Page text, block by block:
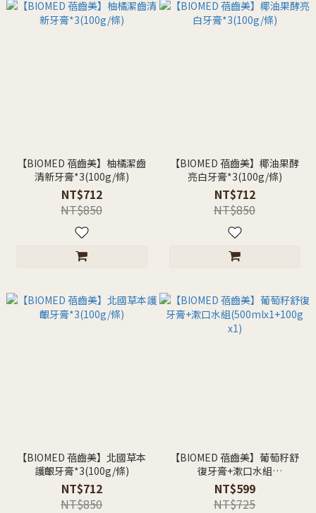
【BIOMED 蓓齒美】柚橘潔齒
清新牙膏*3(100g/條)
NT$712
NT$850
【BIOMED 蓓齒美】椰油果酵
亮白牙膏*3(100g/條)
NT$712
NT$850
【BIOMED 蓓齒美】北國草本
護齦牙膏*3(100g/條)
NT$712
NT$850
【BIOMED 蓓齒美】葡萄籽舒
復牙膏+漱口水組
(500mlx1+100g x1)
NT$599
NT$725